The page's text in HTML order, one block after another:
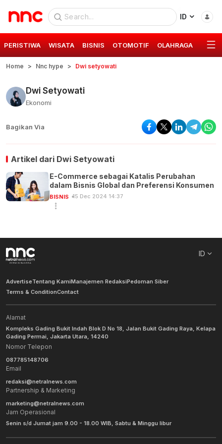
ID
PERISTIWA WISATA BISNIS OTOMOTIF OLAHRAGA GAYA
Home Nnc hype Dwi setyowati
Dwi Setyowati
Ekonomi
Bagikan Via
Artikel dari Dwi Setyowati
E-Commerce sebagai Katalis Perubahan
dalam Bisnis Global dan Preferensi Konsumen
BISNIS 15 Dec 2024 14:37
ID
AdvertiseTentang KamiManajemen RedaksiPedoman Siber
Terms & ConditionContact
Alamat
Kompleks Gading Bukit Indah Blok D No 18, Jalan Bukit Gading Raya, Kelapa
Gading Permai, Jakarta Utara, 14240
Nomor Telepon
087785148706
Email
redaksi@netralnews.com
Partnership & Marketing
marketing@netralnews.com
Jam Operasional
Senin s/d Jumat jam 9.00 - 18.00 WIB, Sabtu & Minggu libur